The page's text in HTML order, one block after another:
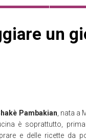
un
Pambakian , nata a
è soprattutto,
e delle ricette da